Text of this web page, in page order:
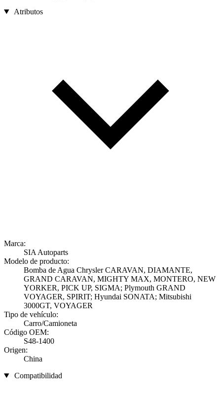
Atributos
Marca:
SIA Autoparts
Modelo de producto:
Bomba de Agua Chrysler CARAVAN, DIAMANTE,
GRAND CARAVAN, MIGHTY MAX, MONTERO, NEW
YORKER, PICK UP, SIGMA; Plymouth GRAND
VOYAGER, SPIRIT; Hyundai SONATA; Mitsubishi
3000GT, VOYAGER
Tipo de vehículo:
Carro/Camioneta
Código OEM:
S48-1400
Origen:
China
Compatibilidad